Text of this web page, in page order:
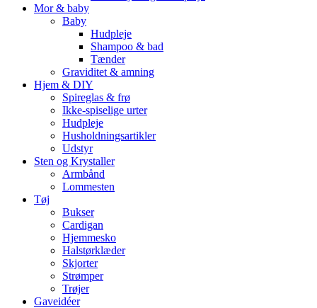
Mor & baby
Baby
Hudpleje
Shampoo & bad
Tænder
Graviditet & amning
Hjem & DIY
Spireglas & frø
Ikke-spiselige urter
Hudpleje
Husholdningsartikler
Udstyr
Sten og Krystaller
Armbånd
Lommesten
Tøj
Bukser
Cardigan
Hjemmesko
Halstørklæder
Skjorter
Strømper
Trøjer
Gaveidéer